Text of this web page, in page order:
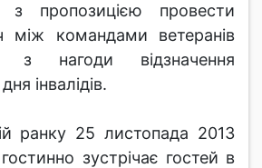
з пропозицією провести
між командами ветеранів
нагоди відзначення
інвалідів.
ранку 25 листопада 2013
зустрічає гостей в